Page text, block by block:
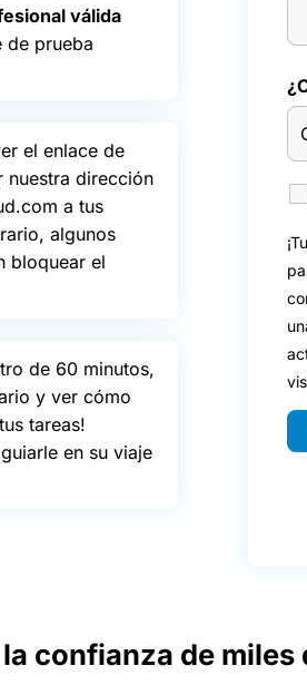
válida
de prueba
el enlace de
nuestra dirección
a tus
algunos
bloquear el
de 60 minutos,
y ver cómo
tareas!
en su viaje
confianza de